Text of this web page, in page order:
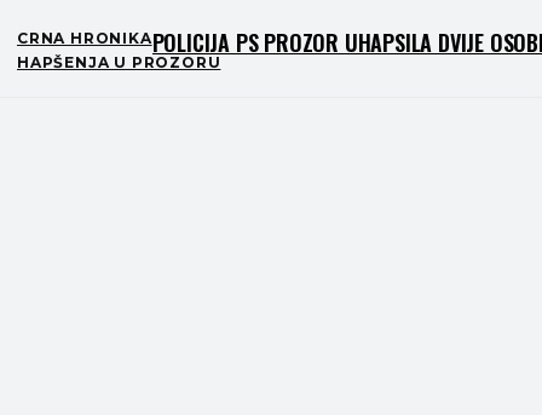
CRNA HRONIKAPOLICIJA PS PROZOR UHAPSILA DVIJE
HAPŠENJA U PROZORU